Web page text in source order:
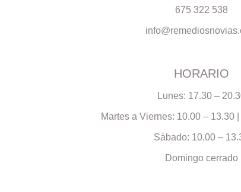
675 322 538
HORARIO
Lunes: 17.30 –
Martes a Viernes: 10.00 – 13.30
Sábado: 10.00 –
Domingo cerrado